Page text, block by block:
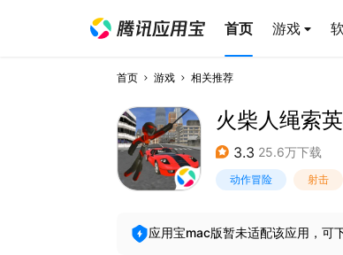
首页 游戏
首页 游戏 相关推荐
火柴人绳索
3.3 25.6万下载
动作冒险 射击
应用宝mac版暂未适配该应用，可